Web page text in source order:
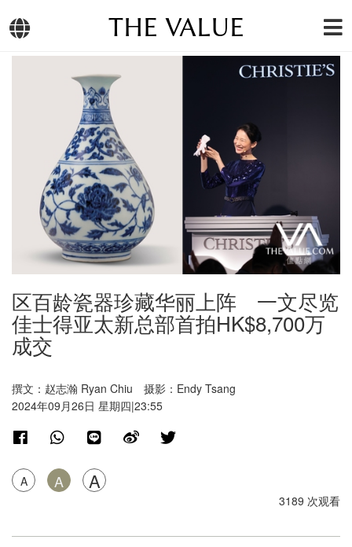
THE VALUE
区百龄瓷器珍藏华丽上阵 一文尽览
佳士得亚太新总部首拍HK$8,700万
成交
撰文：赵志瀚 Ryan Chiu 摄影：Endy Tsang
2024年09月26日 星期四|23:55
A A A
3189 次观看